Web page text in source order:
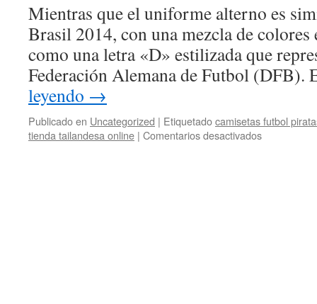
Mientras que el uniforme alterno es
Brasil 2014, con una mezcla de
como una letra «D» estilizada que
Federación Alemana de Futbol
leyendo →
Publicado en Uncategorized | Etiquetadocamisetas futbol
tienda tailandesa online | Comentarios desactivadosen